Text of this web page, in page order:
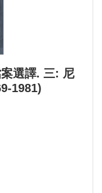
選譯. 三: 尼
1981)